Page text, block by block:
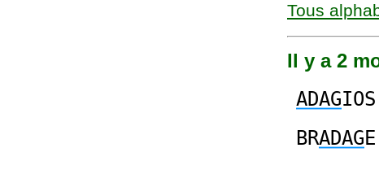
Tous
Il y a 2
ADAGIOS
BRADAGE